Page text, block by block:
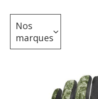
Nos
marques